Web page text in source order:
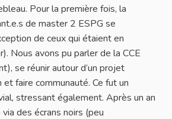
Pour la première fois, la
de master 2 ESPG se
de ceux qui étaient en
Nous avons pu parler de la CCE
se réunir autour d’un projet
faire communauté. Ce fut un
stressant également. Après un an
des écrans noirs (peu